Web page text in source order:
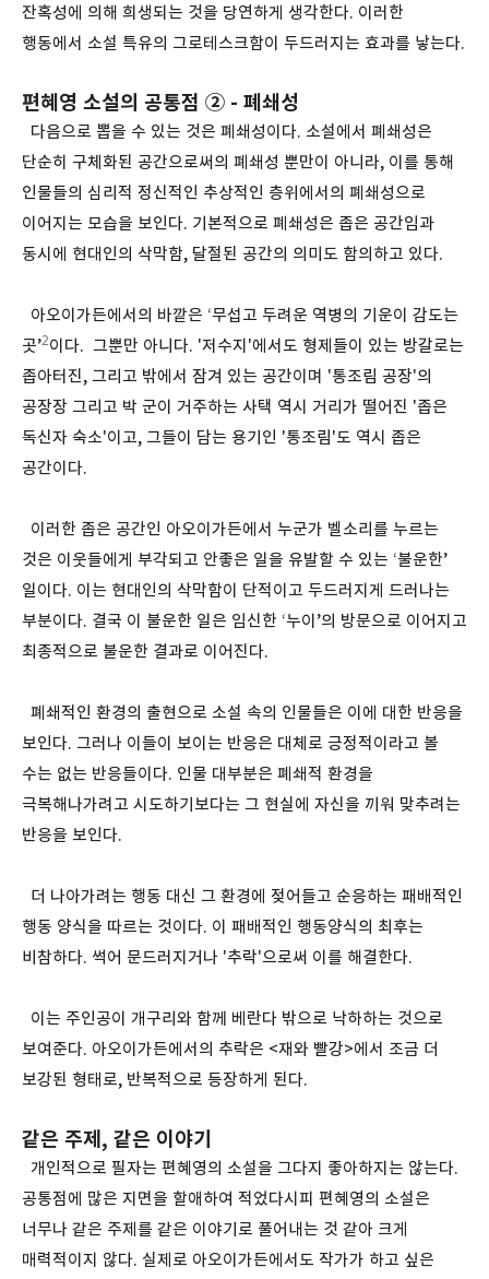
잔혹성에 의해 희생되는 것을 당연하게 생각한다. 이러한
행동에서 소설 특유의 그로테스크함이 두드러지는 효과를 낳는다.
편혜영 소설의 공통점 ② - 폐쇄성
다음으로 뽑을 수 있는 것은 폐쇄성이다. 소설에서 폐쇄성은
단순히 구체화된 공간으로써의 폐쇄성 뿐만이 아니라, 이를 통해
인물들의 심리적 정신적인 추상적인 층위에서의 폐쇄성으로
이어지는 모습을 보인다. 기본적으로 폐쇄성은 좁은 공간임과
동시에 현대인의 삭막함, 달절된 공간의 의미도 함의하고 있다.
아오이가든에서의 바깥은 ‘무섭고 두려운 역병의 기운이 감도는
곳’2이다. 그뿐만 아니다. '저수지'에서도 형제들이 있는 방갈로는
좁아터진, 그리고 밖에서 잠겨 있는 공간이며 '통조림 공장'의
공장장 그리고 박 군이 거주하는 사택 역시 거리가 떨어진 '좁은
독신자 숙소'이고, 그들이 담는 용기인 '통조림'도 역시 좁은
공간이다.
이러한 좁은 공간인 아오이가든에서 누군가 벨소리를 누르는
것은 이웃들에게 부각되고 안좋은 일을 유발할 수 있는 ‘불운한’
일이다. 이는 현대인의 삭막함이 단적이고 두드러지게 드러나는
부분이다. 결국 이 불운한 일은 임신한 ‘누이’의 방문으로 이어지고
최종적으로 불운한 결과로 이어진다.
폐쇄적인 환경의 출현으로 소설 속의 인물들은 이에 대한 반응을
보인다. 그러나 이들이 보이는 반응은 대체로 긍정적이라고 볼
수는 없는 반응들이다. 인물 대부분은 폐쇄적 환경을
극복해나가려고 시도하기보다는 그 현실에 자신을 끼워 맞추려는
반응을 보인다.
더 나아가려는 행동 대신 그 환경에 젖어들고 순응하는 패배적인
행동 양식을 따르는 것이다. 이 패배적인 행동양식의 최후는
비참하다. 썩어 문드러지거나 '추락'으로써 이를 해결한다.
이는 주인공이 개구리와 함께 베란다 밖으로 낙하하는 것으로
보여준다. 아오이가든에서의 추락은 <재와 빨강>에서 조금 더
보강된 형태로, 반복적으로 등장하게 된다.
같은 주제, 같은 이야기
개인적으로 필자는 편혜영의 소설을 그다지 좋아하지는 않는다.
공통점에 많은 지면을 할애하여 적었다시피 편혜영의 소설은
너무나 같은 주제를 같은 이야기로 풀어내는 것 같아 크게
매력적이지 않다. 실제로 아오이가든에서도 작가가 하고 싶은